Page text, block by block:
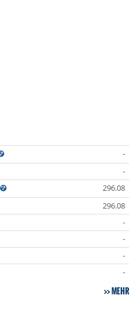
-
-
296.08
296.08
-
-
-
-
MEHR